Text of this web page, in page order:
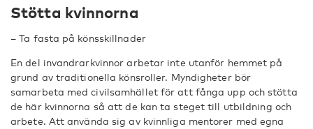
Stötta kvinnorna
– Ta fasta på könsskillnader
En del invandrarkvinnor arbetar inte utanför hemmet på
grund av traditionella könsroller. Myndigheter bör
samarbeta med civilsamhället för att fånga upp och stötta
de här kvinnorna så att de kan ta steget till utbildning och
arbete. Att använda sig av kvinnliga mentorer med egna